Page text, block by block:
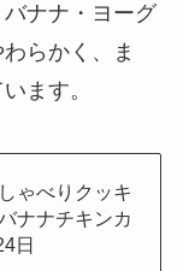
ナナ・ヨーグ
らかく、ま
ます。
ゃべりクッキ
ナナチキンカ
日